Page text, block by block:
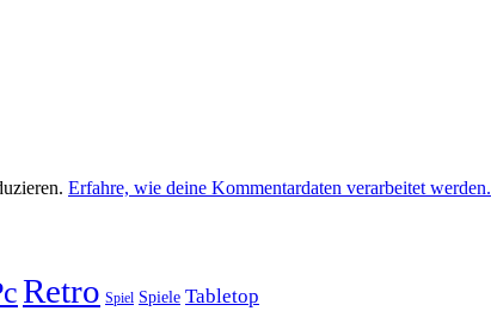
Erfahre, wie deine Kommentardaten verarbeitet werden.
Retro Spiel Spiele Tabletop